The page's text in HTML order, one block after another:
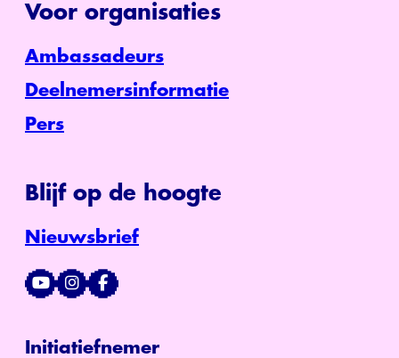
Voor organisaties
Ambassadeurs
Deelnemersinformatie
Pers
Blijf op de hoogte
Nieuwsbrief
Initiatiefnemer